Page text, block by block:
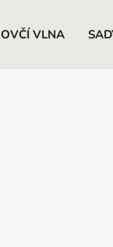
OVČÍ VLNA